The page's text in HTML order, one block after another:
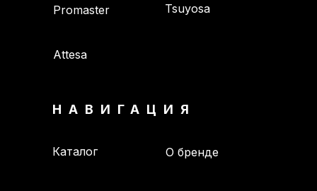
О бренде
Каталог
Attesa
Promaster
НАВИГАЦИЯ
Tsuyosa